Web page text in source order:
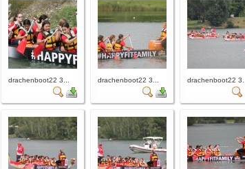
drachenboot22 3... drachenboot22 3... drachenboot22 3...